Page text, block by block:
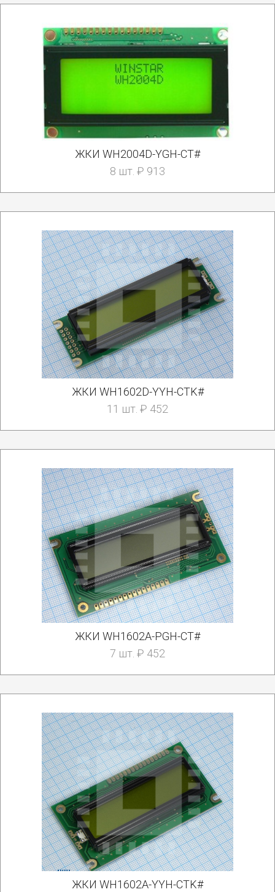
ЖКИ WH2004D-YGH-CT#
8 шт. ₽ 913
ЖКИ WH1602D-YYH-CTK#
11 шт. ₽ 452
ЖКИ WH1602A-PGH-CT#
7 шт. ₽ 452
ЖКИ WH1602A-YYH-CTK#